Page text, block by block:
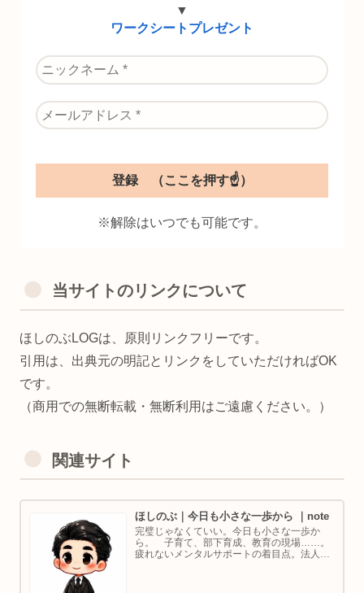
▼
ワークシートプレゼント
※解除はいつでも可能です。
当サイトのリンクについて
ほしのぶLOGは、原則リンクフリーです。
引用は、出典元の明記とリンクをしていただければOK
です。
（商用での無断転載・無断利用はご遠慮ください。）
関連サイト
ほしのぶ｜今日も小さな一歩から ｜note
完璧じゃなくていい。今日も小さな一歩か
ら。 子育て、部下育成、教育の現場……。
疲れないメンタルサポートの着目点。法人代